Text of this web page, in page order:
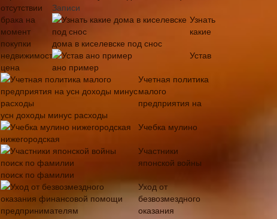
Записи
Узнать
какие
дома в киселевске под снос
Устав
ано пример
Учетная политика
малого
предприятия на
усн доходы минус расходы
Учебка мулино
нижегородская
Участники
японской войны
поиск по фамилии
Уход от
безвозмездного
оказания